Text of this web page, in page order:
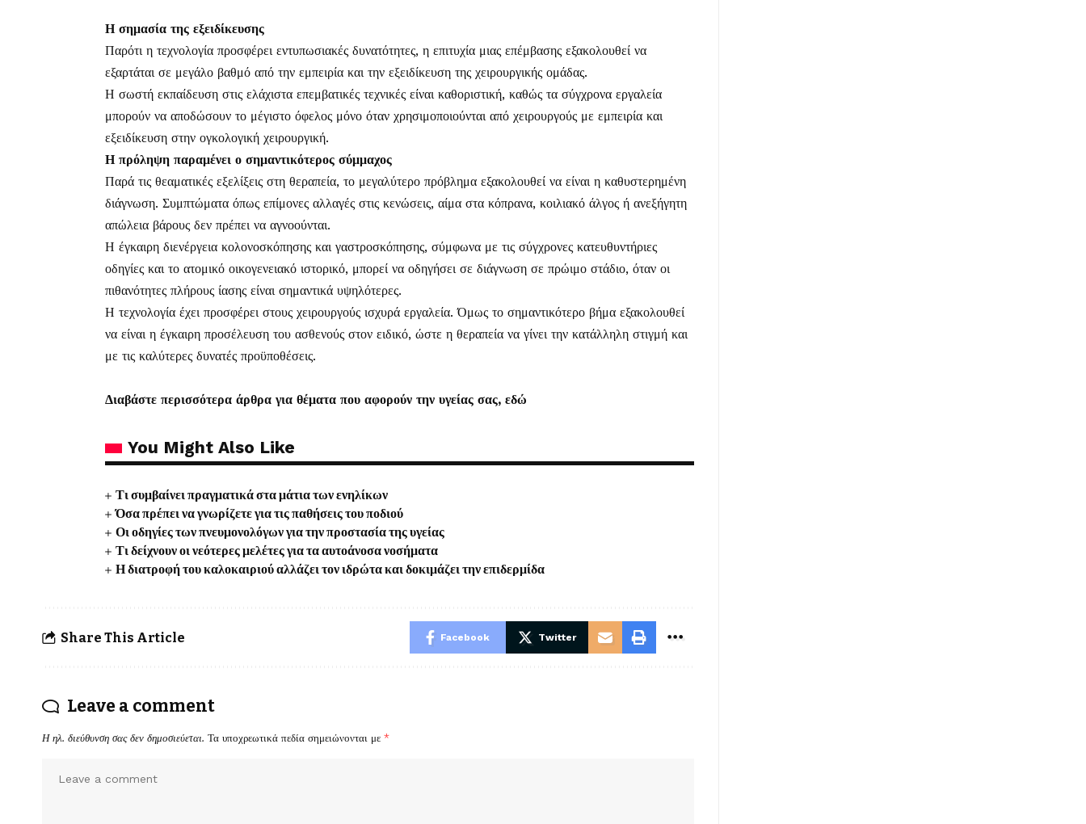
Η σημασία της εξειδίκευσης
Παρότι η τεχνολογία προσφέρει εντυπωσιακές δυνατότητες, η επιτυχία μιας επέμβασης εξακολουθεί να
εξαρτάται σε μεγάλο βαθμό από την εμπειρία και την εξειδίκευση της χειρουργικής ομάδας.
Η σωστή εκπαίδευση στις ελάχιστα επεμβατικές τεχνικές είναι καθοριστική, καθώς τα σύγχρονα εργαλεία
μπορούν να αποδώσουν το μέγιστο όφελος μόνο όταν χρησιμοποιούνται από χειρουργούς με εμπειρία και
εξειδίκευση στην ογκολογική χειρουργική.
Η πρόληψη παραμένει ο σημαντικότερος σύμμαχος
Παρά τις θεαματικές εξελίξεις στη θεραπεία, το μεγαλύτερο πρόβλημα εξακολουθεί να είναι η καθυστερημένη
διάγνωση. Συμπτώματα όπως επίμονες αλλαγές στις κενώσεις, αίμα στα κόπρανα, κοιλιακό άλγος ή ανεξήγητη
απώλεια βάρους δεν πρέπει να αγνοούνται.
Η έγκαιρη διενέργεια κολονοσκόπησης και γαστροσκόπησης, σύμφωνα με τις σύγχρονες κατευθυντήριες
οδηγίες και το ατομικό οικογενειακό ιστορικό, μπορεί να οδηγήσει σε διάγνωση σε πρώιμο στάδιο, όταν οι
πιθανότητες πλήρους ίασης είναι σημαντικά υψηλότερες.
Η τεχνολογία έχει προσφέρει στους χειρουργούς ισχυρά εργαλεία. Όμως το σημαντικότερο βήμα εξακολουθεί
να είναι η έγκαιρη προσέλευση του ασθενούς στον ειδικό, ώστε η θεραπεία να γίνει την κατάλληλη στιγμή και
με τις καλύτερες δυνατές προϋποθέσεις.
Διαβάστε περισσότερα άρθρα για θέματα που αφορούν την υγείας σας, εδώ
You Might Also Like
Τι συμβαίνει πραγματικά στα μάτια των ενηλίκων
Όσα πρέπει να γνωρίζετε για τις παθήσεις του ποδιού
Οι οδηγίες των πνευμονολόγων για την προστασία της υγείας
Τι δείχνουν οι νεότερες μελέτες για τα αυτοάνοσα νοσήματα
Η διατροφή του καλοκαιριού αλλάζει τον ιδρώτα και δοκιμάζει την επιδερμίδα
Share This Article Facebook Twitter
Leave a comment
Η ηλ. διεύθυνση σας δεν δημοσιεύεται. Τα υποχρεωτικά πεδία σημειώνονται με *